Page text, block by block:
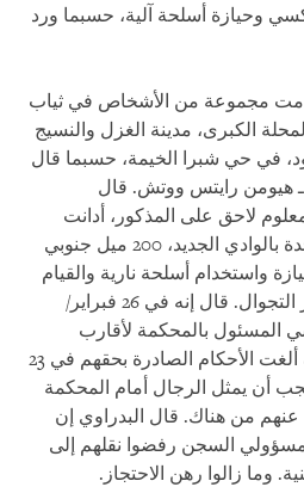
وحيازة أسلحة آلية، حسبما ورد
قامت مجموعة من الأشخاص في ثياب
رجال من المحلة الكبرى، مدينة الغزل والنسيج
في حي شبرا الخيمة، حسبما قال
هيومن رايتس ووتش. قال
لاحق على المذكور، أدانت
المحكمة العسكرية المتواجدة بالوادي الجديد، 200 ميل جنوبي
واستخدام أسلحة نارية والقيام
بأعمال سرقة وخرق لحظر التجوال. قال إنه في 26 فبراير/
المسئول بالمحكمة لأقارب
المدعى عليهم إن المحكمة ألغت الأحكام الصادرة بحقهم في 23
أن يمثل الرجال أمام المحكمة
عنهم من هناك. قال البدراوي إن
السجن رفضوا نقلهم إلى
وما زالوا رهن الاحتجاز.